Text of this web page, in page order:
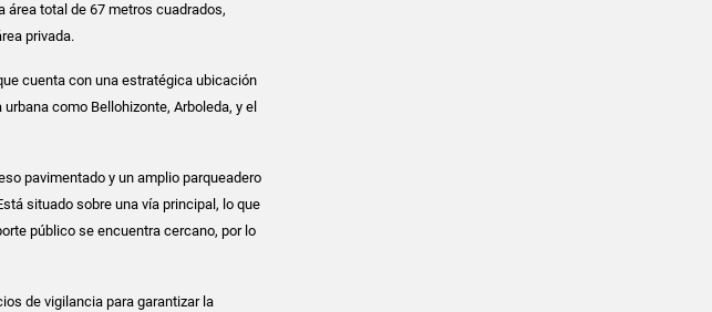
área total de 67 metros cuadrados,
privada.
cuenta con una estratégica ubicación
como Bellohizonte, Arboleda, y el
pavimentado y un amplio parqueadero
situado sobre una vía principal, lo que
público se encuentra cercano, por lo
de vigilancia para garantizar la